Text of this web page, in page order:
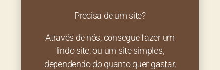
Precisa de um site?
Através de nós, consegue fazer um
lindo site, ou um site simples,
dependendo do quanto quer gastar,